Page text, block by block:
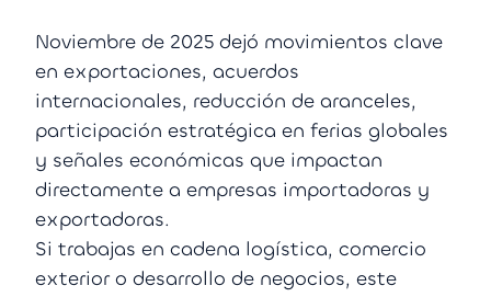
Noviembre de 2025 dejó movimientos clave
en exportaciones, acuerdos
internacionales, reducción de aranceles,
participación estratégica en ferias globales
y señales económicas que impactan
directamente a empresas importadoras y
exportadoras.
Si trabajas en cadena logística, comercio
exterior o desarrollo de negocios, este